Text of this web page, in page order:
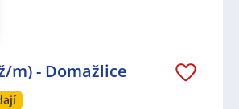
m) - Domažlice